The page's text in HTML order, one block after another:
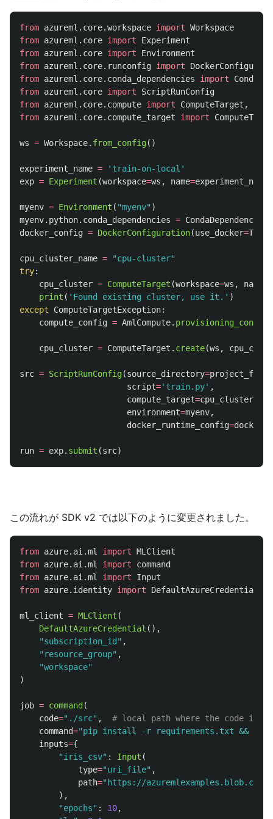
from azureml.core.workspace import Workspace
from azureml.core import
Experiment
from azureml.core import
Environment
from azureml.core.runconfig import
from azureml.core.conda_dependencies import
from azureml.core import
ScriptRunConfig
from azureml.core.compute import ComputeTarget ,
from azureml.core.compute_target import
ws = Workspace. from_config()
experiment_name = ' train-on-local '
exp = Experiment (workspace=ws , name=experiment_name
myenv = Environment ( "myenv" )
myenv. python. conda_dependencies = CondaDependencies
docker_config = DockerConfiguration(use_docker=True
cpu_cluster_name = "cpu-cluster"
try:
cpu_cluster = ComputeTarget (workspace=ws , name
print ( ' Found existing cluster, use it. ' )
except
ComputeTargetException:
compute_config = AmlCompute.
cpu_cluster = ComputeTarget . create(ws ,
src = ScriptRunConfig(source_directory=
script=' train.py' ,
compute_target=cpu_cluster
environment=myenv,
docker_runtime_config=
run = exp. submit (src)
この流れが SDK v2 では以下のように変更されました。
from azure.ai.ml import MLClient
from azure.ai.ml import
command
from azure.ai.ml import
Input
from azure.identity import DefaultAzureCredential
ml_client = MLClient (
DefaultAzureCredential (),
"subscription_id " ,
" resource_group" ,
"workspace"
)
job = command (
code=" ./src" ,
command="pip install -r requirements.txt &&
inputs={
"iris_csv" : Input (
type="uri_file" ,
path=" https://
),
"epochs" : 10,